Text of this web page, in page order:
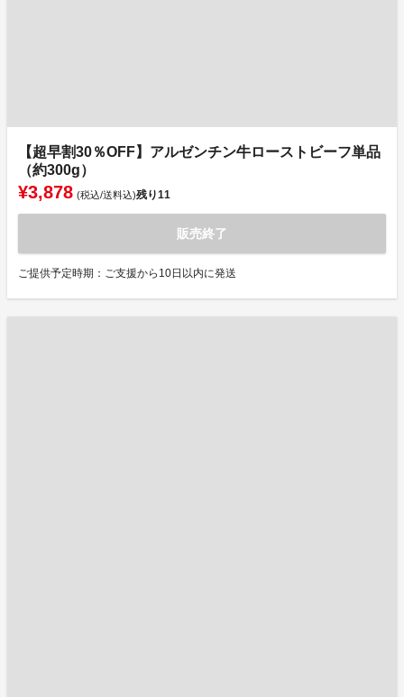
【超早割30％OFF】アルゼンチン牛ローストビーフ単品
（約300g）
¥3,878 (税込/送料込)残り11
販売終了
ご提供予定時期：ご支援から10日以内に発送